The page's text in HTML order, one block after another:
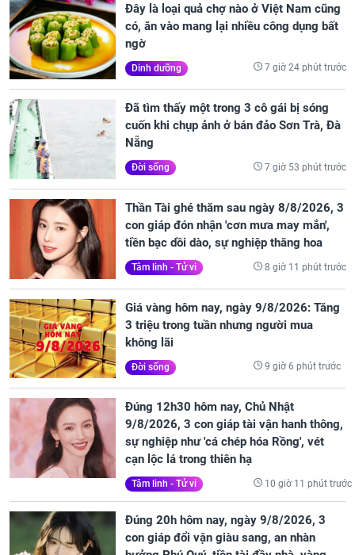
Đây là loại quả chợ nào ở Việt Nam cũng
có, ăn vào mang lại nhiều công dụng bất
ngờ
Dinh dưỡng 7 giờ 24 phút trước
Đã tìm thấy một trong 3 cô gái bị sóng
cuốn khi chụp ảnh ở bán đảo Sơn Trà, Đà
Nẵng
Đời sống 7 giờ 53 phút trước
Thần Tài ghé thăm sau ngày 8/8/2026, 3
con giáp đón nhận 'cơn mưa may mắn',
tiền bạc dồi dào, sự nghiệp thăng hoa
Tâm linh - Tử vi 8 giờ 11 phút trước
Giá vàng hôm nay, ngày 9/8/2026: Tăng
3 triệu trong tuần nhưng người mua
không lãi
Đời sống 9 giờ 6 phút trước
Đúng 12h30 hôm nay, Chủ Nhật
9/8/2026, 3 con giáp tài vận hanh thông,
sự nghiệp như 'cá chép hóa Rồng', vét
cạn lộc lá trong thiên hạ
Tâm linh - Tử vi 10 giờ 11 phút trước
Đúng 20h hôm nay, ngày 9/8/2026, 3
con giáp đổi vận giàu sang, an nhàn